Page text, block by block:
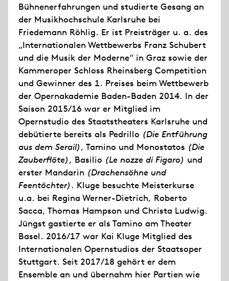
Bühnenerfahrungen und studierte Gesang an
der Musikhochschule Karlsruhe bei
Friedemann Röhlig. Er ist Preisträger u. a. des
„Internationalen Wettbewerbs Franz Schubert
und die Musik der Moderne“ in Graz sowie der
Kammeroper Schloss Rheinsberg Competition
und Gewinner des 1. Preises beim Wettbewerb
der Opernakademie Baden-Baden 2014. In der
Saison 2015/16 war er Mitglied im
Opernstudio des Staatstheaters Karlsruhe und
debütierte bereits als Pedrillo (Die Entführung
aus dem Serail), Tamino und Monostatos (Die
Zauberflöte), Basilio (Le nozze di Figaro) und
erster Mandarin (Drachensöhne und
Feentöchter) . Kluge besuchte Meisterkurse
u.a. bei Regina Werner-Dietrich, Roberto
Sacca, Thomas Hampson und Christa Ludwig.
Jüngst gastierte er als Tamino am Theater
Basel. 2016/17 war Kai Kluge Mitglied des
Internationalen Opernstudios der Staatsoper
Stuttgart. Seit 2017/18 gehört er dem
Ensemble an und übernahm hier Partien wie